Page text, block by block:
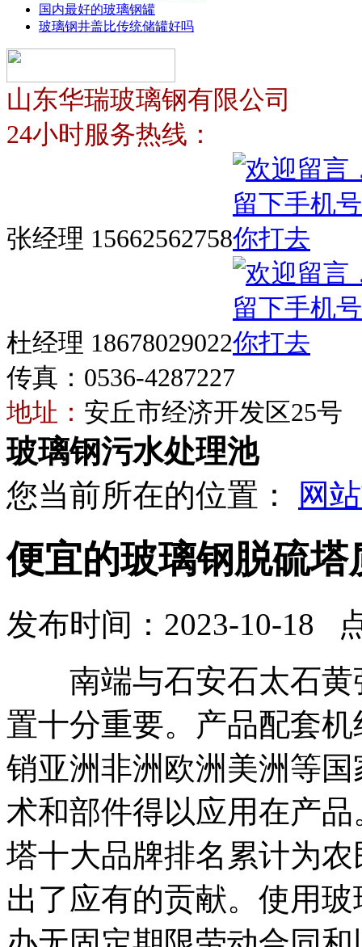
国内最好的玻璃钢罐
玻璃钢井盖比传统储罐好吗
山东华瑞玻璃钢有限公司
24小时服务热线：
张经理 15662562758
杜经理 18678029022
传真：0536-4287227
地址： 安丘市经济开发区25号
玻璃钢污水处理池
您当前所在的位置：
网
便宜的玻璃钢脱硫塔
发布时间：2023-10-18
南端与石安石太石黄
置十分重要。产品配套
销亚洲非洲欧洲美洲等
术和部件得以应用在产
塔十大品牌排名累计为
出了应有的贡献。使用